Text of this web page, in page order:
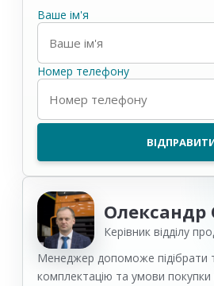
Ваше ім'я
Номер телефону
Олександр
Керівник відділу
Менеджер допоможе підібрати
комплектацію та умови покупки